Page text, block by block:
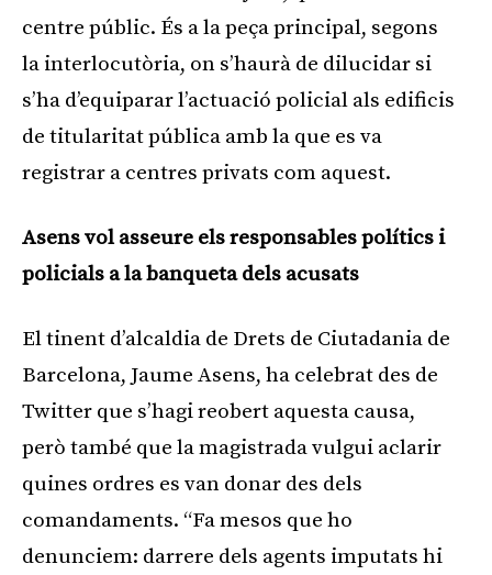
centre públic. És a la peça principal, segons
la interlocutòria, on s’haurà de dilucidar si
s’ha d’equiparar l’actuació policial als edificis
de titularitat pública amb la que es va
registrar a centres privats com aquest.
Asens vol asseure els responsables polítics i
policials a la banqueta dels acusats
El tinent d’alcaldia de Drets de Ciutadania de
Barcelona, Jaume Asens, ha celebrat des de
Twitter que s’hagi reobert aquesta causa,
però també que la magistrada vulgui aclarir
quines ordres es van donar des dels
comandaments. “Fa mesos que ho
denunciem: darrere dels agents imputats hi